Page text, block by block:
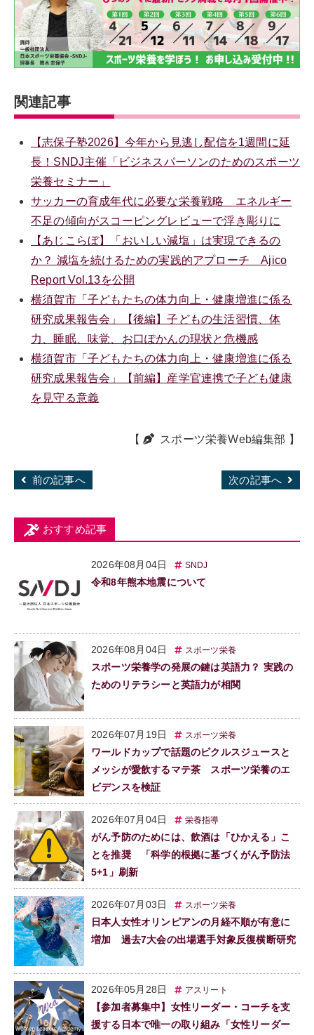
関連記事
【志保子塾2026】今年から見逃し配信を1週間に延
長！SNDJ主催「ビジネスパーソンのためのスポーツ
栄養セミナー」
サッカーの育成年代に必要な栄養戦略 エネルギー
不足の傾向がスコーピングレビューで浮き彫りに
【あじこらぼ】「おいしい減塩」は実現できるの
か？ 減塩を続けるための実践的アプローチ Ajico
Report Vol.13を公開
横須賀市「子どもたちの体力向上・健康増進に係る
研究成果報告会」【後編】子どもの生活習慣、体
力、睡眠、味覚、お口ぽかんの現状と危機感
横須賀市「子どもたちの体力向上・健康増進に係る
研究成果報告会」【前編】産学官連携で子ども健康
を見守る意義
【 スポーツ栄養Web編集部 】
前の記事へ 次の記事へ
おすすめ記事
2026年08月04日 SNDJ
令和8年熊本地震について
2026年08月04日 スポーツ栄養
スポーツ栄養学の発展の鍵は英語力？ 実践の
ためのリテラシーと英語力が相関
2026年07月19日 スポーツ栄養
ワールドカップで話題のピクルスジュースと
メッシが愛飲するマテ茶 スポーツ栄養のエ
ビデンスを検証
2026年07月04日 栄養指導
がん予防のためには、飲酒は「ひかえる」こ
とを推奨 「科学的根拠に基づくがん予防法
5+1」刷新
2026年07月03日 スポーツ栄養
日本人女性オリンピアンの月経不順が有意に
増加 過去7大会の出場選手対象反復横断研究
2026年05月28日 アスリート
【参加者募集中】女性リーダー・コーチを支
援する日本で唯一の取り組み「女性リーダー